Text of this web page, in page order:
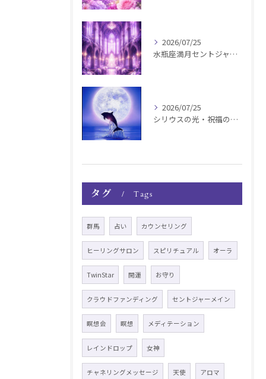
2026/07/25
水瓶座満月セントジャーメインGSVF遠隔お知らせ
2026/07/25
シリウスの光・祝福の波動チャージ遠隔お知らせ〜銀河新年〜
タグ Tags
群馬 占い カウンセリング
ヒーリングサロン スピリチュアル オーラ
TwinStar 開運 お守り
クラウドファンディング セントジャーメイン
瞑想会 瞑想 メディテーション
レインドロップ 女神
チャネリングメッセージ 天使 アロマ